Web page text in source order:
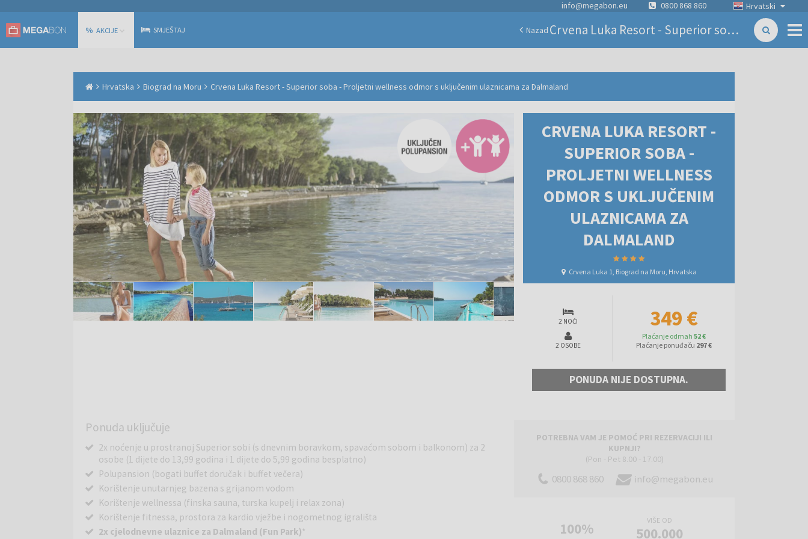
Hrvatski
info@megabon.eu 0800 868 860
% AKCIJE SMJEŠTAJ Nazad Crvena Luka Resort - Superior soba - Proljetni wellness odmor s uključenim ulaznicama za Dalmaland
Hrvatska Biograd na Moru Crvena Luka Resort - Superior soba - Proljetni wellness odmor s uključenim ulaznicama za Dalmaland
CRVENA LUKA RESORT -
SUPERIOR SOBA -
PROLJETNI WELLNESS
ODMOR S UKLJUČENIM
ULAZNICAMA ZA
DALMALAND
Crvena Luka 1, Biograd na Moru, Hrvatska
2 NOĆI
2 OSOBE
349 €
Plaćanje odmah 52 €
Plaćanje ponuđaču 297 €
PONUDA NIJE DOSTUPNA.
Ponuda uključuje
2x noćenje u prostranoj Superior sobi (s dnevnim boravkom, spavaćom sobom i balkonom) za 2
osobe (1 dijete do 13,99 godina i 1 dijete do 5,99 godina besplatno)
Polupansion (bogati buffet doručak i buffet večera)
Korištenje unutarnjeg bazena s grijanom vodom
Korištenje wellnessa (finska sauna, turska kupelj i relax zona)
Korištenje fitnessa, prostora za kardio vježbe i nogometnog igrališta
2x cjelodnevne ulaznice za Dalmaland (Fun Park)*
POTREBNA VAM JE POMOĆ PRI REZERVACIJI ILI
KUPNJI?
(Pon - Pet 8.00 - 17.00)
0800 868 860 info@megabon.eu
100% VIŠE OD
500.000